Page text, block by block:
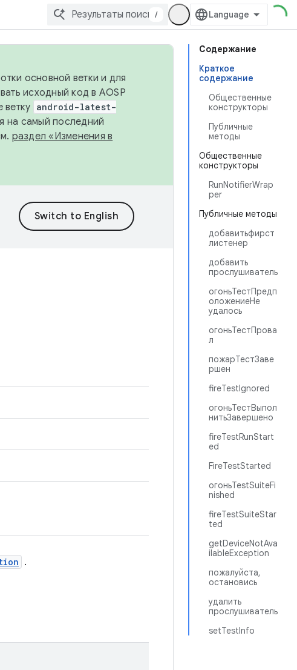
/
Содержание
Краткое
содержание
Общественные
конструкторы
Публичные
методы
Общественные
конструкторы
RunNotifierWrap
per
Публичные методы
добавитьфирст
листенер
добавить
прослушиватель
огоньТестПредп
оложениеНе
удалось
огоньТестПрова
л
пожарТестЗаве
ршен
fireTestIgnored
огоньТестВыпол
нитьЗавершено
fireTestRunStart
ed
FireTestStarted
огоньTestSuiteFi
nished
fireTestSuiteStar
ted
getDeviceNotAva
ilableException
пожалуйста,
остановись
удалить
прослушиватель
setTestInfo
основной ветки и для
исходный код в AOSP
ветку android-latest-
на самый последний
раздел «Изменения в
.